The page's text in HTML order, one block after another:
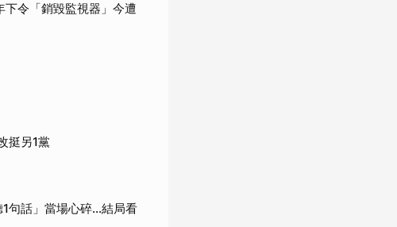
令「銷毀監視器」今遭
挺另1黨
句話」當場心碎...結局看